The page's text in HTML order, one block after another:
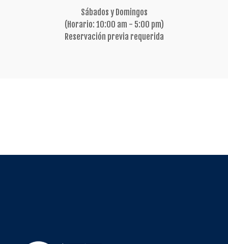
Sábados y Domingos
(Horario: 10:00 am - 5:00 pm)
Reservación previa requerida